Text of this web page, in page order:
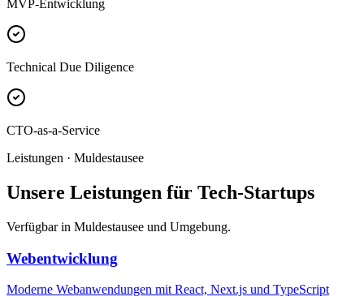
MVP-Entwicklung
Technical Due Diligence
CTO-as-a-Service
Leistungen · Muldestausee
Unsere Leistungen für Tech-Startups
Verfügbar in Muldestausee und Umgebung.
Webentwicklung
Moderne Webanwendungen mit React, Next.js und TypeScript